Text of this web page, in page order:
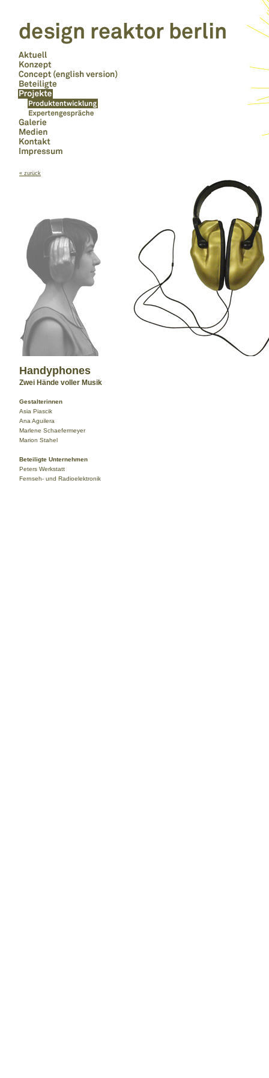
« zurück
Handyphones
Zwei Hände voller Musik
Gestalterinnen
Asia Piascik
Ana Aguilera
Marlene Schaefermeyer
Marion Stahel
Beteiligte Unternehmen
Peters Werkstatt
Fernseh- und Radioelektronik